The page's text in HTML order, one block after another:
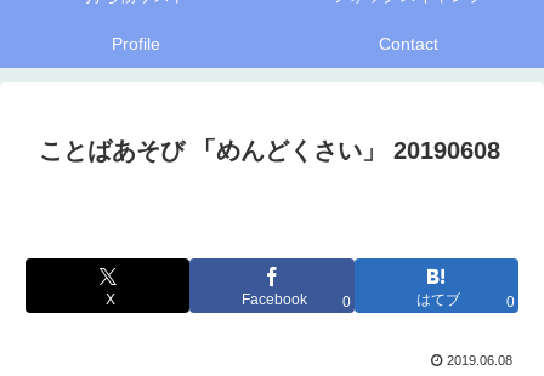
Profile Contact
ことばあそび 「めんどくさい」 20190608
X Facebook 0 はてブ 0
2019.06.08